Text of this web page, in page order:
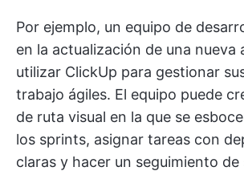
Por ejemplo, un equipo de
en la actualización de una nueva
utilizar ClickUp para gestionar
trabajo ágiles. El equipo puede
de ruta visual en la que se
los sprints, asignar tareas con
claras y hacer un seguimiento de